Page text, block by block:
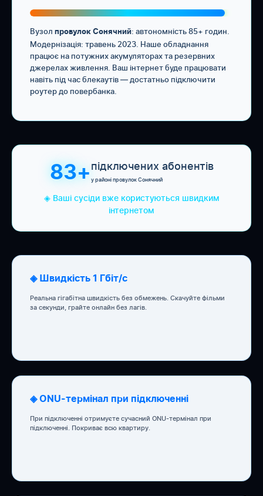
Вузол провулок Сонячний: автономність 85+ годин.
Модернізація: травень 2023. Наше обладнання
працює на потужних акумуляторах та резервних
джерелах живлення. Ваш інтернет буде працювати
навіть під час блекаутів — достатньо підключити
роутер до повербанка.
83+підключених абонентів
у районі провулок Сонячний
◈ Ваші сусіди вже користуються швидким
інтернетом
◈ Швидкість 1 Гбіт/с
Реальна гігабітна швидкість без обмежень. Скачуйте фільми
за секунди, грайте онлайн без лагів.
◈ ONU-термінал при підключенні
При підключенні отримуєте сучасний ONU-термінал при
підключенні. Покриває всю квартиру.